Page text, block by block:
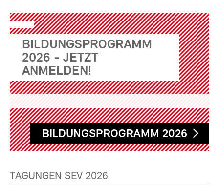
BILDUNGSPROGRAMM
2026 - JETZT
ANMELDEN!
BILDUNGSPROGRAMM 2026
TAGUNGEN SEV 2026